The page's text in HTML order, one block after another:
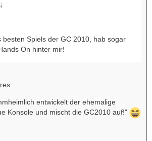
besten Spiels der GC 2010, hab sogar
On hinter mir!
entwickelt der ehemalige
Konsole und mischt die GC2010 auf!"